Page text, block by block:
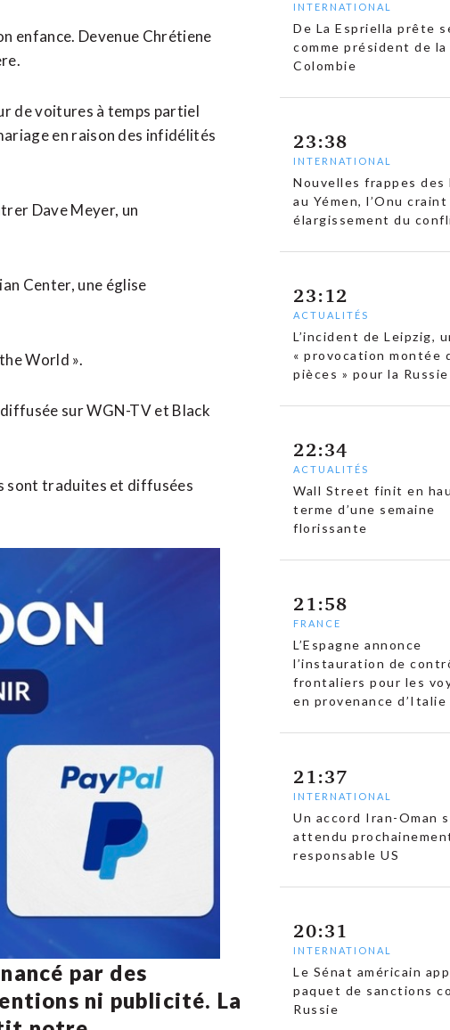
enfance. Devenue Chrétiene
de voitures à temps partiel
en raison des infidélités
Dave Meyer, un
Center, une église
World ».
sur WGN-TV et Black
sont traduites et diffusées
par des
ni publicité. La
INTERNATIONAL
De La Espriella prête
comme président de la
Colombie
23:38
INTERNATIONAL
Nouvelles frappes des
au Yémen, l’Onu craint
élargissement du
23:12
ACTUALITÉS
L’incident de Leipzig,
« provocation montée
pièces » pour la Russie
22:34
ACTUALITÉS
Wall Street finit en
terme d’une semaine
florissante
21:58
FRANCE
L’Espagne annonce
l’instauration de
frontaliers pour les
en provenance d’Italie
21:37
INTERNATIONAL
Un accord Iran-Oman
attendu
responsable US
20:31
INTERNATIONAL
Le Sénat américain
paquet de sanctions
Russie